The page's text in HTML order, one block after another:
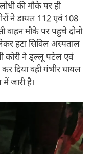
की मौके पर ही
ने डायल 112 एवं 108
वाहन मौके पर पहुचे दोनो
हटा सिविल अस्पताल
कोरी ने ड्ल्लू पटेल एवं
दिया वही गंभीर घायल
जारी है।